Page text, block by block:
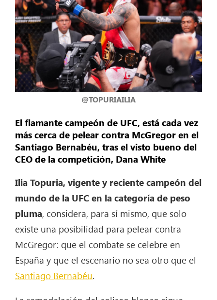
@TOPURIAILIA
El flamante campeón de UFC, está cada vez
más cerca de pelear contra McGregor en el
Santiago Bernabéu, tras el visto bueno del
CEO de la competición, Dana White
Ilia Topuria, vigente y reciente campeón del
mundo de la UFC en la categoría de peso
pluma, considera, para sí mismo, que solo
existe una posibilidad para pelear contra
McGregor: que el combate se celebre en
España y que el escenario no sea otro que el
Santiago Bernabéu.